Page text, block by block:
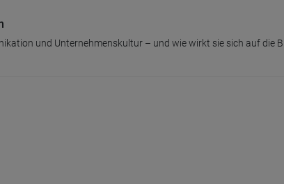
und Unternehmenskultur – und wie wirkt sie sich auf die